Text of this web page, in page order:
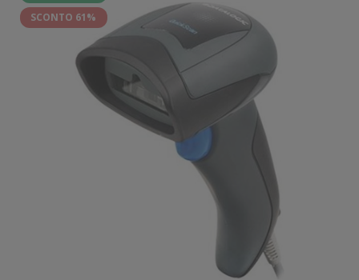
SCONTO 61%